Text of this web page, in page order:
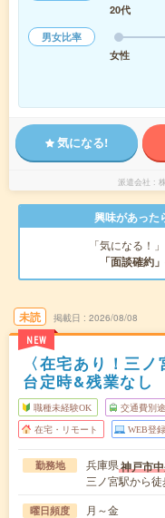
20代
男女比率
女性
気になる!
派遣会社
興味があった
「気になる！
「面談確約」
未読
NEW
掲載日 2026/08/08
〈在宅あり！三
台定時&残業なし
職種未経験OK 交通費別
在宅・リモート WEB登
勤務地 兵庫県神戸市
三ノ宮駅から
曜日頻度 月～金